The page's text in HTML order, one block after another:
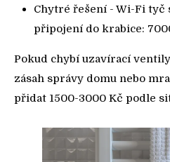
Chytré řešení - Wi-Fi tyč
připojení do krabice:
Pokud chybí uzavírací
zásah správy domu nebo
přidat 1500-3000 Kč podle